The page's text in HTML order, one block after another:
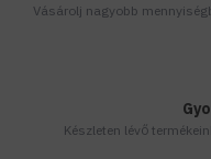
Vásárolj nagyobb
Készleten lévő